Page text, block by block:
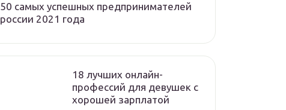
50 самых успешных предпринимателей
россии 2021 года
18 лучших онлайн-
профессий для девушек с
хорошей зарплатой